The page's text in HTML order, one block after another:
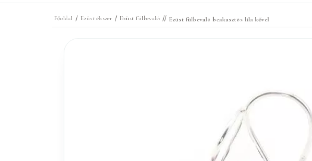
Főoldal / Ezüst ékszer / Ezüst fülbevaló // Ezüst fülbevaló beakasztós lila kővel